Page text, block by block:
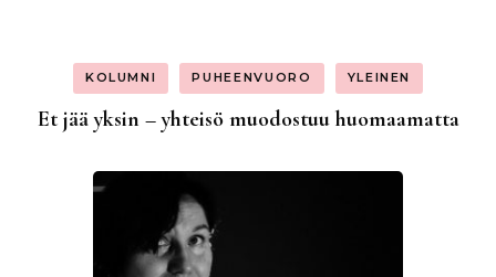
KOLUMNI PUHEENVUORO YLEINEN
Et jää yksin – yhteisö muodostuu huomaamatta